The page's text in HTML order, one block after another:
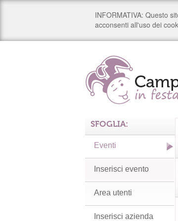
SFOGLIA:
Eventi
Inserisci evento
Area utenti
Inserisci azienda